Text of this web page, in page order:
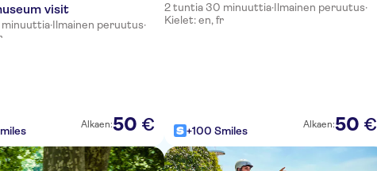
visit
·Ilmainen peruutus·
Alkaen:50 €
2 tuntia 30 minuuttia·Ilmainen peruutus·
Kielet: en, fr
+100 Smiles Alkaen:50 €